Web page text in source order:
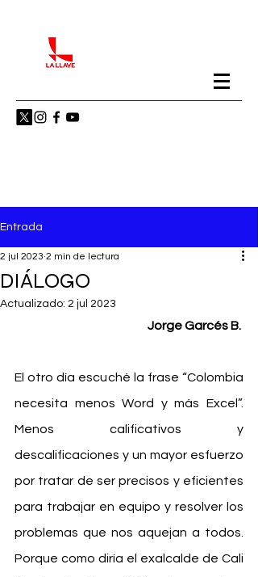
Entrada
DIÁLOGO
2 jul 2023 2 min de lectura
Actualizado: 2 jul 2023
Jorge Garcés B.
El otro día escuché la frase “Colombia
necesita menos Word y más Excel”.
Menos calificativos y
descalificaciones y un mayor esfuerzo
por tratar de ser precisos y eficientes
para trabajar en equipo y resolver los
problemas que nos aquejan a todos.
Porque como diría el exalcalde de Cali